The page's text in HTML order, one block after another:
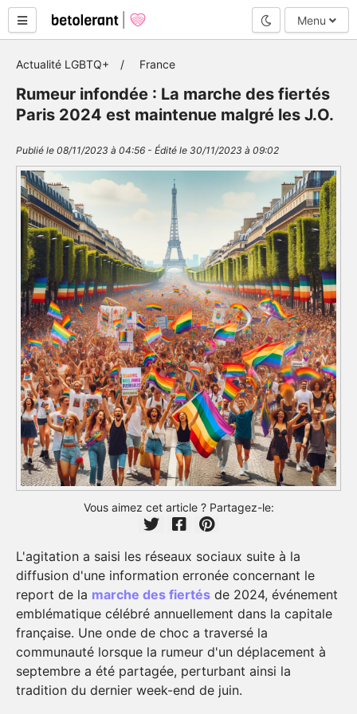
Mode nuit
Menu
Actualité LGBTQ+ France
Rumeur infondée : La marche des fiertés
Paris 2024 est maintenue malgré les J.O.
Publié le 08/11/2023 à 04:56 - Édité le 30/11/2023 à 09:02
Vous aimez cet article ? Partagez-le:
L'agitation a saisi les réseaux sociaux suite à la
diffusion d'une information erronée concernant le
report de la marche des fiertés de 2024, événement
emblématique célébré annuellement dans la capitale
française. Une onde de choc a traversé la
communauté lorsque la rumeur d'un déplacement à
septembre a été partagée, perturbant ainsi la
tradition du dernier week-end de juin.